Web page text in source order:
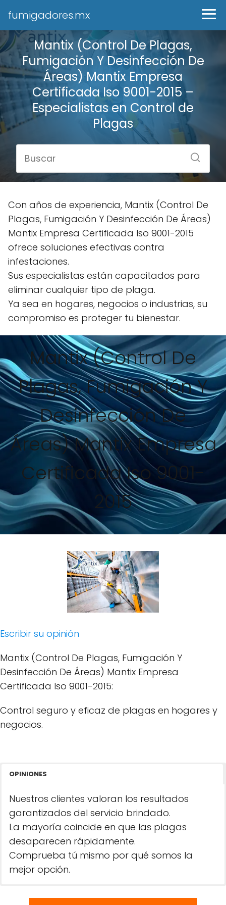
fumigadores.mx
Mantix (Control De Plagas,
Fumigación Y Desinfección De
Áreas) Mantix Empresa
Certificada Iso 9001-2015 –
Especialistas en Control de
Plagas
Con años de experiencia, Mantix (Control De
Plagas, Fumigación Y Desinfección De Áreas)
Mantix Empresa Certificada Iso 9001-2015
ofrece soluciones efectivas contra
infestaciones.
Sus especialistas están capacitados para
eliminar cualquier tipo de plaga.
Ya sea en hogares, negocios o industrias, su
compromiso es proteger tu bienestar.
Mantix (Control De
Plagas, Fumigación Y
Desinfección De
Áreas) Mantix Empresa
Certificada Iso 9001-
2015
Escribir su opinión
Mantix (Control De Plagas, Fumigación Y
Desinfección De Áreas) Mantix Empresa
Certificada Iso 9001-2015:
Control seguro y eficaz de plagas en hogares y
negocios.
OPINIONES
Nuestros clientes valoran los resultados
garantizados del servicio brindado.
La mayoría coincide en que las plagas
desaparecen rápidamente.
Comprueba tú mismo por qué somos la
mejor opción.